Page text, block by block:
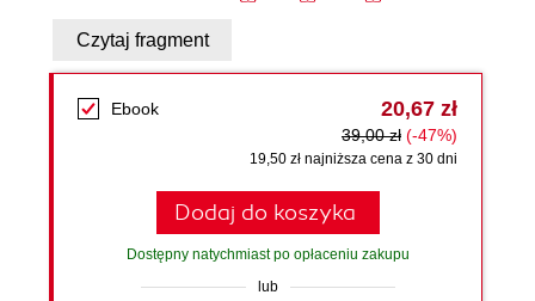
Czytaj fragment
Ebook 20,67 zł
39,00 zł (-47%)
19,50 zł najniższa cena z 30 dni
Dodaj do koszyka
Dostępny natychmiast po opłaceniu zakupu
lub